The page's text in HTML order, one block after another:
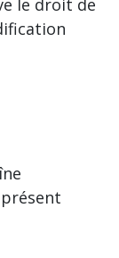
le droit de